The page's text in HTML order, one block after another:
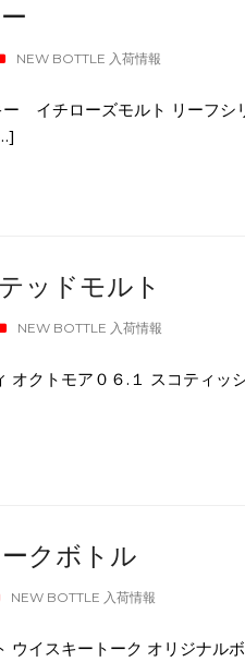
NEW BOTTLE 入荷情報
ー イチローズモルト リー
ッドモルト
NEW BOTTLE 入荷情報
オクトモア０６.１ スコティ
クボトル
NEW BOTTLE 入荷情報
イスキートーク オリジナル